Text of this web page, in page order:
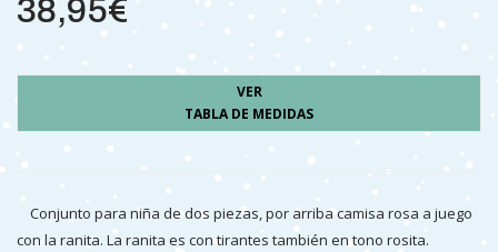
38,95€
VER
TABLA DE MEDIDAS
Conjunto para niña de dos piezas, por arriba camisa rosa a juego
con la ranita. La ranita es con tirantes también en tono rosita.